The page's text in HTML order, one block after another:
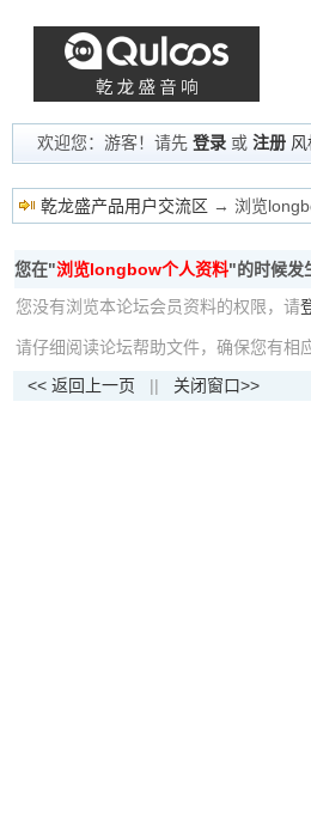
欢迎您：游客！请先 登录 或 注册
乾龙盛产品用户交流区 → 浏览
您在"浏览longbow个人资料"的时候发
您没有浏览本论坛会员资料的权限，请
请仔细阅读论坛帮助文件，确保您有相
<< 返回上一页 || 关闭窗口>>